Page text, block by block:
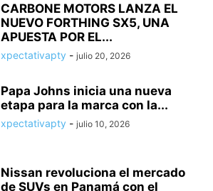
CARBONE MOTORS LANZA EL
NUEVO FORTHING SX5, UNA
APUESTA POR EL...
xpectativapty - julio 20, 2026
Papa Johns inicia una nueva
etapa para la marca con la...
xpectativapty - julio 10, 2026
Nissan revoluciona el mercado
de SUVs en Panamá con el